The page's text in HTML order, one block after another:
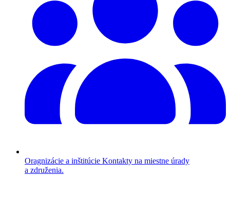
Oragnizácie a inštitúcie Kontakty na miestne úrady
a združenia.